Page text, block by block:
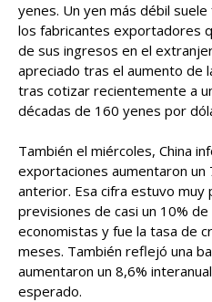
yenes. Un yen más débil
los fabricantes exportadores
de sus ingresos en el
apreciado tras el aumento de
tras cotizar recientemente a
décadas de 160 yenes por
También el miércoles, China
exportaciones aumentaron un
anterior. Esa cifra estuvo muy
previsiones de casi un 10%
economistas y fue la tasa de
meses. También reflejó una
aumentaron un 8,6%
esperado.